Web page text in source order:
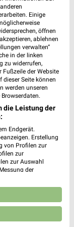
für die
Erlangen
hier findest Du
Erlangen Filiale in
Dir in den
schönes
Einige
öffnen
ablehnen
verwalten“
in der linken
zu widerrufen,
Fußzeile der Website
dieser Seite können
werden unseren
die Leistung der
Endgerät.
Erstellung
von Profilen zur
zur
zur Auswahl
der
Entwicklung und
zur Auswahl
und in die